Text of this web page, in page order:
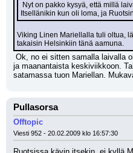
Itsellänikin kun oli loma, ja
Viking Linen Mariellalla tuli oltua,
takaisin Helsinkiin tänä aamuna.
ja maanantaista keskiviikkoon.
satamassa tuon Mariellan.
Pullasorsa
Offtopic
Viesti 952 - 20.02.2009 klo 16:57:30